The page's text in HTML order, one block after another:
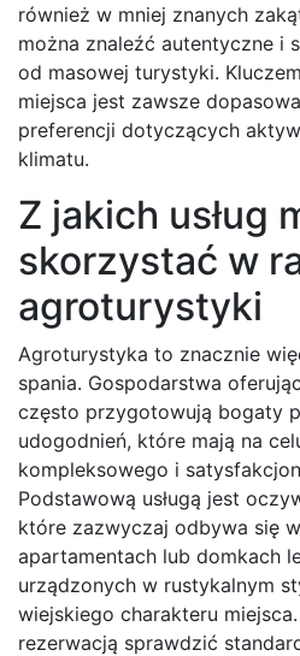
również w mniej znanych
można znaleźć autentyczne i
od masowej turystyki.
miejsca jest zawsze
preferencji dotyczących
klimatu.
Z jakich usług
skorzystać w
agroturystyki
Agroturystyka to znacznie
spania. Gospodarstwa
często przygotowują bogaty
udogodnień, które mają na
kompleksowego i
Podstawową usługą jest
które zazwyczaj odbywa się
apartamentach lub domkach
urządzonych w rustykalnym
wiejskiego charakteru
rezerwacją sprawdzić